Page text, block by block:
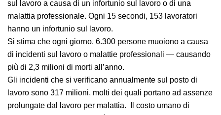
muore sul lavoro a causa di un infortunio sul lavoro o
di una malattia professionale. Ogni 15 secondi,
153 lavoratori hanno un infortunio sul lavoro.
Si stima che ogni giorno, 6.300 persone muoiono a
causa di incidenti sul lavoro o malattie professionali —
causando più di 2,3 milioni di morti all’anno.
Gli incidenti che si verificano annualmente sul posto di
lavoro sono 317 milioni, molti dei quali portano ad
assenze prolungate dal lavoro per malattia. Il costo